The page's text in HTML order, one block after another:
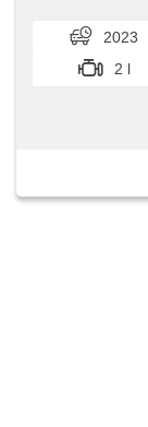
svícení
2023
2 l